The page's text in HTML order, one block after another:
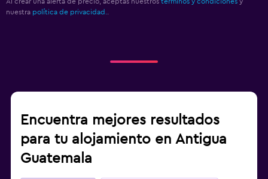
nuestra política de privacidad.
Encuentra mejores resultados
para tu alojamiento en Antigua
Guatemala